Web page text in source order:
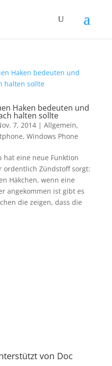
Haken bedeuten und
halten sollte
7, 2014| Allgemein,
, Windows Phone
hat eine neue Funktion
Zündstoff sorgt:
Häkchen, wenn eine
angekommen ist gibt es
die zeigen, dass die
von Doc